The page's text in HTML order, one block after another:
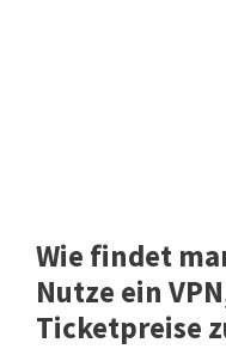
Wie findet
Nutze ein
Ticketpreise